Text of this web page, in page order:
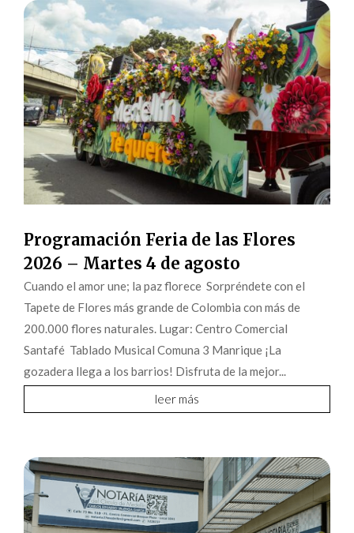
Programación Feria de las Flores
2026 – Martes 4 de agosto
Cuando el amor une; la paz florece Sorpréndete con el
Tapete de Flores más grande de Colombia con más de
200.000 flores naturales. Lugar: Centro Comercial
Santafé Tablado Musical Comuna 3 Manrique ¡La
gozadera llega a los barrios! Disfruta de la mejor...
leer más